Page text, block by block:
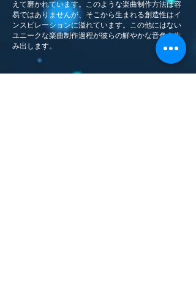
えて磨かれています。このような楽曲制作方法は容
易ではありませんが、そこから生まれる創造性はイ
ンスピレーションに溢れています。この他にはない
ユニークな楽曲制作過程が彼らの鮮やかな音色を生
み出します。